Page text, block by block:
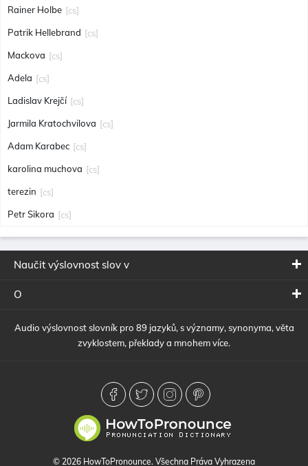
Rainer Holbe [cs]
Patrik Hellebrand [cs]
Mackova [cs]
Adela [cs]
Ladislav Krejčí [cs]
Jarmila Kratochvilova [cs]
Adam Karabec [cs]
karolina muchova [cs]
terezin [cs]
Petr Sikora [cs]
Naučit výslovnost slov v
O
Audio výslovnost slovník pro 89 jazyků, s významy, synonyma, věta
zvyklostem, překlady a mnohem více.
© 2026 HowToPronounce. Všechna Práva Vyhrazena